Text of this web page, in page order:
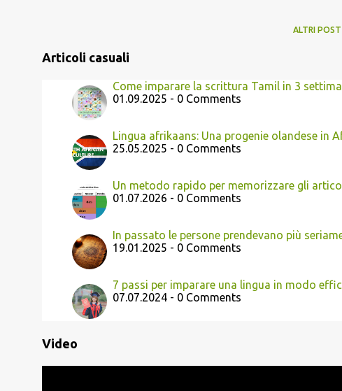
ALTRI POST
Articoli casuali
Come imparare la scrittura Tamil in 3
01.09.2025 - 0 Comments
Lingua afrikaans: Una progenie olandese in
25.05.2025 - 0 Comments
Un metodo rapido per memorizzare gli
01.07.2026 - 0 Comments
In passato le persone prendevano più
19.01.2025 - 0 Comments
7 passi per imparare una lingua in modo
07.07.2024 - 0 Comments
Video